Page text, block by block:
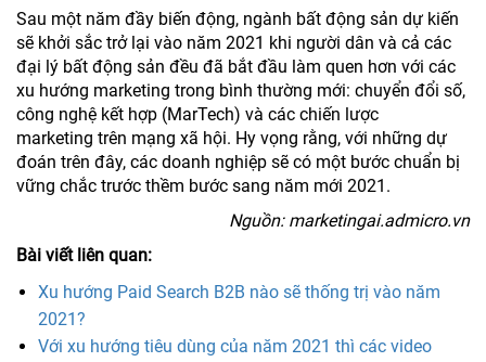
Sau một năm đầy biến động, ngành bất động sản dự kiến
sẽ khởi sắc trở lại vào năm 2021 khi người dân và cả các
đại lý bất động sản đều đã bắt đầu làm quen hơn với các
xu hướng marketing trong bình thường mới: chuyển đổi số,
công nghệ kết hợp (MarTech) và các chiến lược
marketing trên mạng xã hội. Hy vọng rằng, với những dự
đoán trên đây, các doanh nghiệp sẽ có một bước chuẩn bị
vững chắc trước thềm bước sang năm mới 2021.
Nguồn: marketingai.admicro.vn
Bài viết liên quan:
Xu hướng Paid Search B2B nào sẽ thống trị vào năm
2021?
Với xu hướng tiêu dùng của năm 2021 thì các video